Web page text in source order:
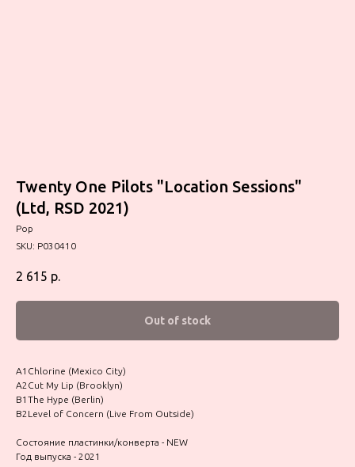
Twenty One Pilots "Location Sessions"
(Ltd, RSD 2021)
Pop
SKU: P030410
2 615 р.
Out of stock
A1Chlorine (Mexico City)
A2Cut My Lip (Brooklyn)
B1The Hype (Berlin)
B2Level of Concern (Live From Outside)
Состояние пластинки/конверта - NEW
Год выпуска - 2021